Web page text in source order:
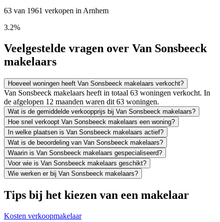
63 van 1961 verkopen in Arnhem
3.2%
Veelgestelde vragen over Van Sonsbeeck
makelaars
Hoeveel woningen heeft Van Sonsbeeck makelaars verkocht?
Van Sonsbeeck makelaars heeft in totaal 63 woningen verkocht. In
de afgelopen 12 maanden waren dit 63 woningen.
Wat is de gemiddelde verkoopprijs bij Van Sonsbeeck makelaars?
Hoe snel verkoopt Van Sonsbeeck makelaars een woning?
In welke plaatsen is Van Sonsbeeck makelaars actief?
Wat is de beoordeling van Van Sonsbeeck makelaars?
Waarin is Van Sonsbeeck makelaars gespecialiseerd?
Voor wie is Van Sonsbeeck makelaars geschikt?
Wie werken er bij Van Sonsbeeck makelaars?
Tips bij het kiezen van een makelaar
Kosten verkoopmakelaar